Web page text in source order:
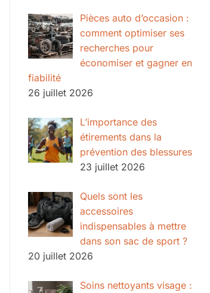
Pièces auto d’occasion :
comment optimiser ses
recherches pour
économiser et gagner en
fiabilité
26 juillet 2026
L’importance des
étirements dans la
prévention des blessures
23 juillet 2026
Quels sont les
accessoires
indispensables à mettre
dans son sac de sport ?
20 juillet 2026
Soins nettoyants visage :